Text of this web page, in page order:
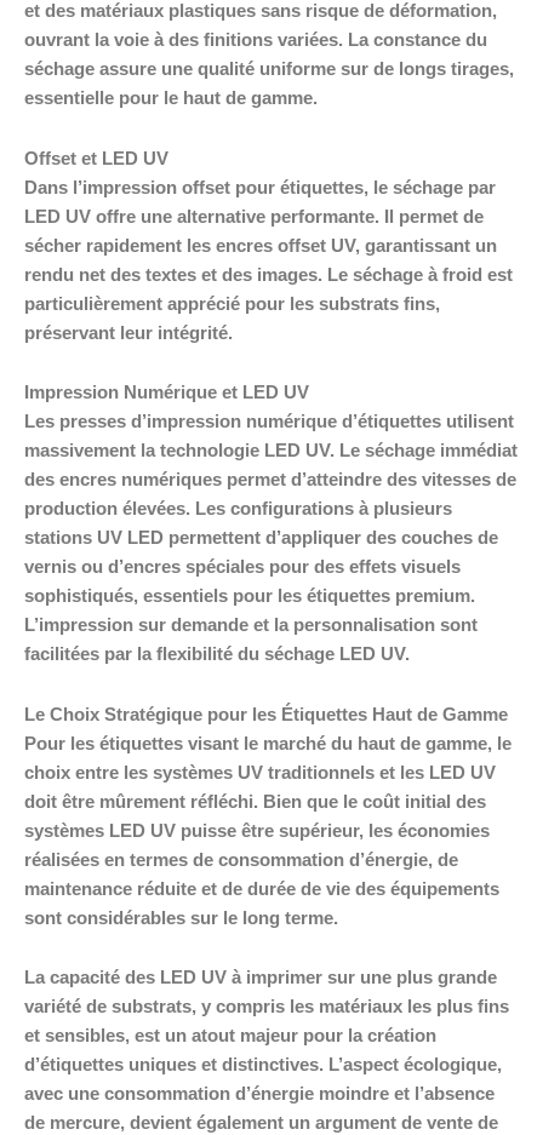
et des matériaux plastiques sans risque de déformation,
ouvrant la voie à des finitions variées. La constance du
séchage assure une qualité uniforme sur de longs tirages,
essentielle pour le haut de gamme.
Offset et LED UV
Dans l’impression offset pour étiquettes, le séchage par
LED UV offre une alternative performante. Il permet de
sécher rapidement les encres offset UV, garantissant un
rendu net des textes et des images. Le séchage à froid est
particulièrement apprécié pour les substrats fins,
préservant leur intégrité.
Impression Numérique et LED UV
Les presses d’impression numérique d’étiquettes utilisent
massivement la technologie LED UV. Le séchage immédiat
des encres numériques permet d’atteindre des vitesses de
production élevées. Les configurations à plusieurs
stations UV LED permettent d’appliquer des couches de
vernis ou d’encres spéciales pour des effets visuels
sophistiqués, essentiels pour les étiquettes premium.
L’impression sur demande et la personnalisation sont
facilitées par la flexibilité du séchage LED UV.
Le Choix Stratégique pour les Étiquettes Haut de Gamme
Pour les étiquettes visant le marché du haut de gamme, le
choix entre les systèmes UV traditionnels et les LED UV
doit être mûrement réfléchi. Bien que le coût initial des
systèmes LED UV puisse être supérieur, les économies
réalisées en termes de consommation d’énergie, de
maintenance réduite et de durée de vie des équipements
sont considérables sur le long terme.
La capacité des LED UV à imprimer sur une plus grande
variété de substrats, y compris les matériaux les plus fins
et sensibles, est un atout majeur pour la création
d’étiquettes uniques et distinctives. L’aspect écologique,
avec une consommation d’énergie moindre et l’absence
de mercure, devient également un argument de vente de